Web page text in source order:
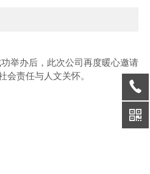
举办后，此次公司再度暖心邀请
责任与人文关怀。